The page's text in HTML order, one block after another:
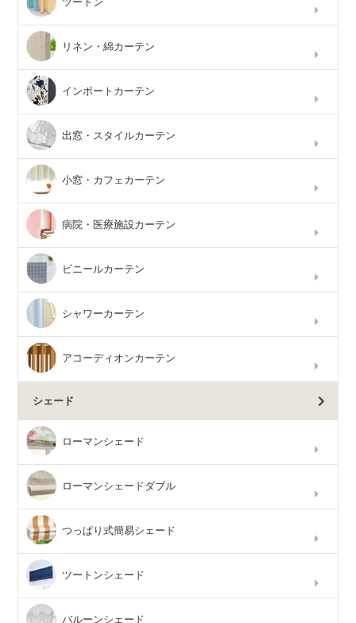
リネン・綿カーテン
インポートカーテン
出窓・スタイルカーテン
小窓・カフェカーテン
病院・医療施設カーテン
ビニールカーテン
シャワーカーテン
アコーディオンカーテン
シェード
ローマンシェード
ローマンシェードダブル
つっぱり式簡易シェード
ツートンシェード
バルーンシェード